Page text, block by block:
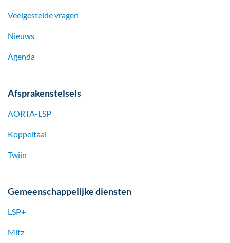
Veelgestelde vragen
Nieuws
Agenda
Afsprakenstelsels
AORTA-LSP
Koppeltaal
Twiin
Gemeenschappelijke diensten
LSP+
Mitz